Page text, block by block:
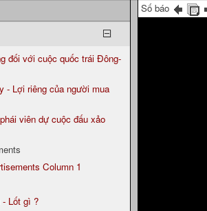
đối với cuộc quốc trái Đông-
- Lợi riêng của người mua
viên dự cuộc đấu xảo
Column 1
- Lốt gì ?
Số báo